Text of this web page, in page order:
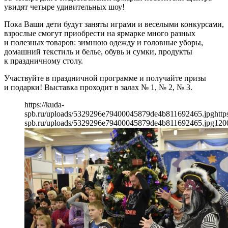
увидят четыре удивительных шоу!
Пока Ваши дети будут заняты играми и веселыми конкурсами,
взрослые смогут приобрести на ярмарке много разных
и полезных товаров: зимнюю одежду и головные уборы,
домашний текстиль и белье, обувь и сумки, продукты
к праздничному столу.
Участвуйте в праздничной программе и получайте призы
и подарки! Выставка проходит в залах № 1, № 2, № 3.
https://kuda-
spb.ru/uploads/5329296e79400045879de4b811692465.jpg
spb.ru/uploads/5329296e79400045879de4b811692465.jpg